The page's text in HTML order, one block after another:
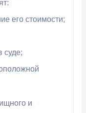
его стоимости;
суде;
и